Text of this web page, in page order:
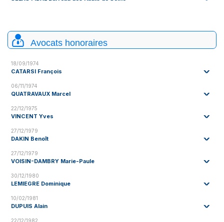
02.35.82.87.76
02.35.06.27.65
Avocats honoraires
18/09/1974
CATARSI François
06/11/1974
QUATRAVAUX Marcel
22/12/1975
VINCENT Yves
27/12/1979
DAKIN Benoît
27/12/1979
VOISIN-DAMBRY Marie-Paule
30/12/1980
LEMIEGRE Dominique
10/02/1981
DUPUIS Alain
22/12/1982